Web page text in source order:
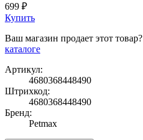
699 ₽
Купить
Ваш магазин продает этот товар?
каталоге
Артикул:
4680368448490
Штрихкод:
4680368448490
Бренд:
Petmax